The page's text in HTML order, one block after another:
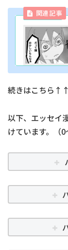
続きはこちら
以下、エッセイ
けています。（0